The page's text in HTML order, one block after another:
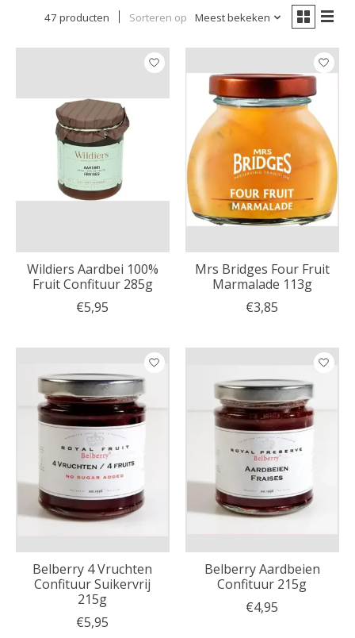
47 producten Sorteren op Meest bekeken
Wildiers Aardbei 100%
Fruit Confituur 285g
€5,95
Mrs Bridges Four Fruit
Marmalade 113g
€3,85
Belberry 4 Vruchten
Confituur Suikervrij
215g
€5,95
Belberry Aardbeien
Confituur 215g
€4,95